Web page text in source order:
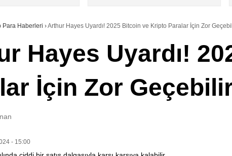
Para Haberleri ›Arthur Hayes Uyardı! 2025 Bitcoin ve Kripto Paralar İçin Zor
Hayes Uyardı!
İçin Zor
- 15:00